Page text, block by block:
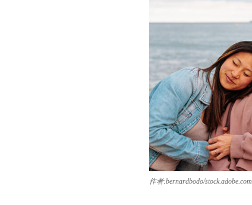
作者:bernardbodo/stock.adobe.com